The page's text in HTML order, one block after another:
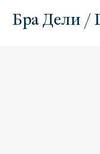
Бра Дели /